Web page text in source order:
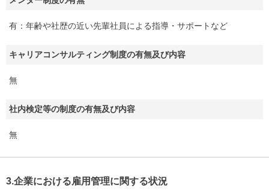
有：年齢や社歴の近い先輩社員による指導・サポートなど
キャリアコンサルティング制度の有無及び内容
無
社内検定等の制度の有無及び内容
無
3.企業における雇用管理に関する状況